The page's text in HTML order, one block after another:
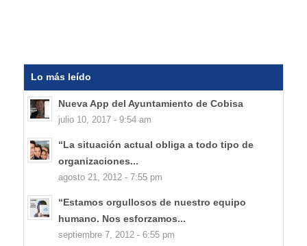
Lo más leído
Nueva App del Ayuntamiento de Cobisa
julio 10, 2017 - 9:54 am
“La situación actual obliga a todo tipo de
organizaciones...
agosto 21, 2012 - 7:55 pm
“Estamos orgullosos de nuestro equipo
humano. Nos esforzamos...
septiembre 7, 2012 - 6:55 pm